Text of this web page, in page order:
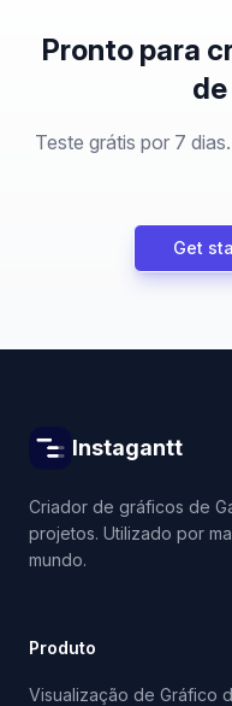
Pronto para
Teste grátis por 7
Get
Instagantt
Criador de gráficos de
projetos. Utilizado por
mundo.
Produto
Visualização de Gráfico